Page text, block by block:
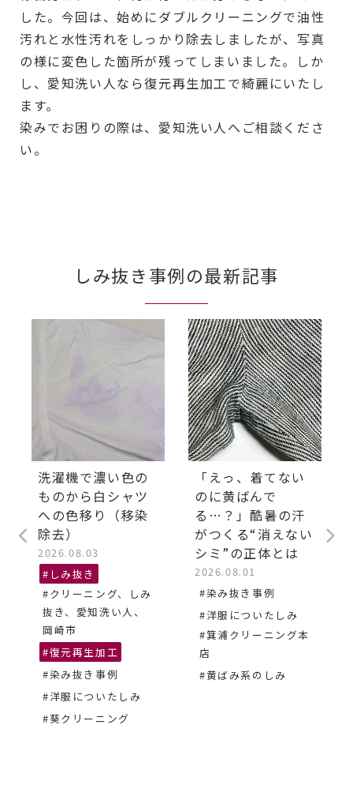
した。今回は、始めにダブルクリーニングで油性
汚れと水性汚れをしっかり除去しましたが、写真
の様に変色した箇所が残ってしまいました。しか
し、愛知洗い人なら復元再生加工で綺麗にいたし
ます。
染みでお困りの際は、愛知洗い人へご相談くださ
い。
しみ抜き事例の最新記事
洗濯機で濃い色の
ものから白シャツ
への色移り（移染
除去）
2026.08.03
#しみ抜き
#クリーニング、しみ
抜き、愛知洗い人、
岡崎市
#復元再生加工
#染み抜き事例
#洋服についたしみ
#葵クリーニング
「えっ、着てない
のに黄ばんで
る…？」酷暑の汗
がつくる“消えない
シミ”の正体とは
2026.08.01
#染み抜き事例
#洋服についたしみ
#箕浦クリーニング本
店
#黄ばみ系のしみ